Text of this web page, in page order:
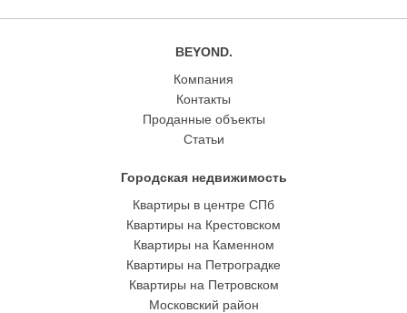
BEYOND.
Компания
Контакты
Проданные объекты
Статьи
Городская недвижимость
Квартиры в центре СПб
Квартиры на Крестовском
Квартиры на Каменном
Квартиры на Петроградке
Квартиры на Петровском
Московский район